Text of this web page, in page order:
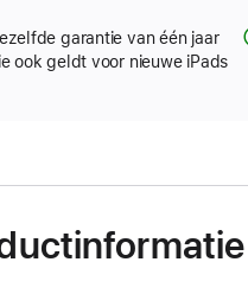
garantie van één jaar
ook geldt voor nieuwe iPads